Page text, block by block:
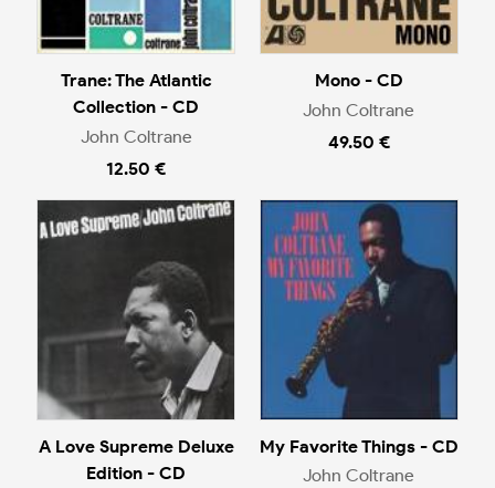
Trane: The Atlantic
Collection - CD
John Coltrane
12.50 €
Mono - CD
John Coltrane
49.50 €
A Love Supreme Deluxe
Edition - CD
My Favorite Things - CD
John Coltrane